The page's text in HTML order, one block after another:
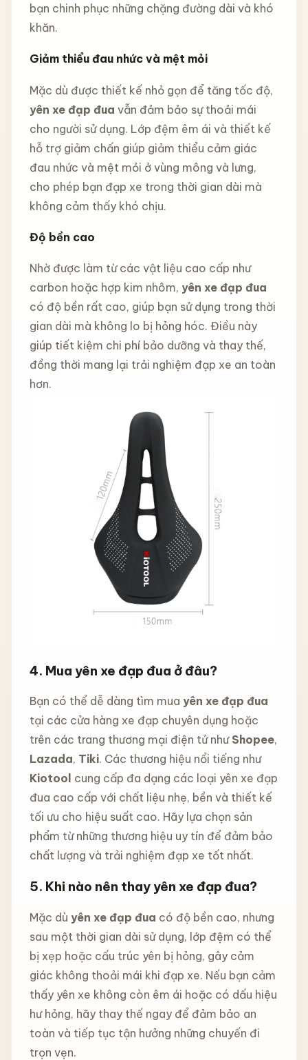
bạn chinh phục những chặng đường dài và khó
khăn.
Giảm thiểu đau nhức và mệt mỏi
Mặc dù được thiết kế nhỏ gọn để tăng tốc độ,
yên xe đạp đua vẫn đảm bảo sự thoải mái
cho người sử dụng. Lớp đệm êm ái và thiết kế
hỗ trợ giảm chấn giúp giảm thiểu cảm giác
đau nhức và mệt mỏi ở vùng mông và lưng,
cho phép bạn đạp xe trong thời gian dài mà
không cảm thấy khó chịu.
Độ bền cao
Nhờ được làm từ các vật liệu cao cấp như
carbon hoặc hợp kim nhôm, yên xe đạp đua
có độ bền rất cao, giúp bạn sử dụng trong thời
gian dài mà không lo bị hỏng hóc. Điều này
giúp tiết kiệm chi phí bảo dưỡng và thay thế,
đồng thời mang lại trải nghiệm đạp xe an toàn
hơn.
4. Mua yên xe đạp đua ở đâu?
Bạn có thể dễ dàng tìm mua yên xe đạp đua
tại các cửa hàng xe đạp chuyên dụng hoặc
trên các trang thương mại điện tử như Shopee,
Lazada, Tiki. Các thương hiệu nổi tiếng như
Kiotool cung cấp đa dạng các loại yên xe đạp
đua cao cấp với chất liệu nhẹ, bền và thiết kế
tối ưu cho hiệu suất cao. Hãy lựa chọn sản
phẩm từ những thương hiệu uy tín để đảm bảo
chất lượng và trải nghiệm đạp xe tốt nhất.
5. Khi nào nên thay yên xe đạp đua?
Mặc dù yên xe đạp đua có độ bền cao, nhưng
sau một thời gian dài sử dụng, lớp đệm có thể
bị xẹp hoặc cấu trúc yên bị hỏng, gây cảm
giác không thoải mái khi đạp xe. Nếu bạn cảm
thấy yên xe không còn êm ái hoặc có dấu hiệu
hư hỏng, hãy thay thế ngay để đảm bảo an
toàn và tiếp tục tận hưởng những chuyến đi
trọn vẹn.